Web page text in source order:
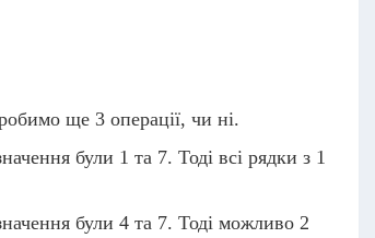
ще 3 операції, чи ні.
були 1 та 7. Тоді всі рядки з 1
були 4 та 7. Тоді можливо 2